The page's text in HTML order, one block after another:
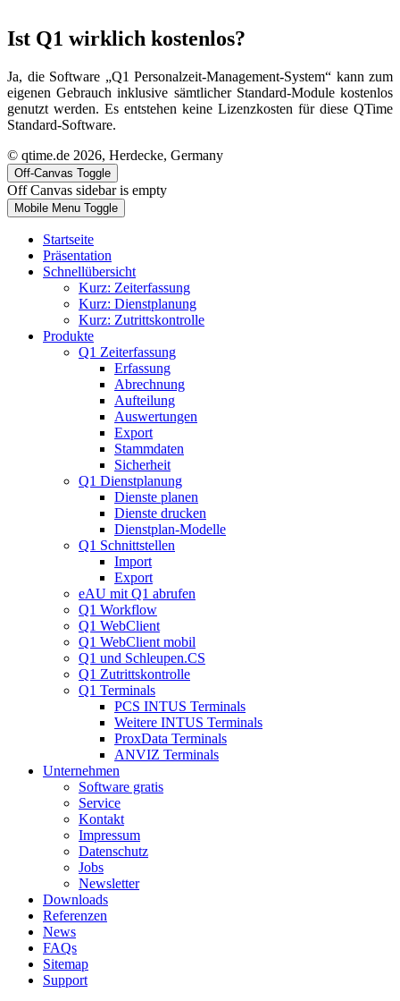
Ist Q1 wirklich kostenlos?
Ja, die Software „Q1 Personalzeit-Management-System“ kann zum
eigenen Gebrauch inklusive sämtlicher Standard-Module kostenlos
genutzt werden. Es entstehen keine Lizenzkosten für diese QTime
Standard-Software.
© qtime.de 2026, Herdecke, Germany
Off-Canvas Toggle
Off Canvas sidebar is empty
Mobile Menu Toggle
Startseite
Präsentation
Schnellübersicht
Kurz: Zeiterfassung
Kurz: Dienstplanung
Kurz: Zutrittskontrolle
Produkte
Q1 Zeiterfassung
Erfassung
Abrechnung
Aufteilung
Auswertungen
Export
Stammdaten
Sicherheit
Q1 Dienstplanung
Dienste planen
Dienste drucken
Dienstplan-Modelle
Q1 Schnittstellen
Import
Export
eAU mit Q1 abrufen
Q1 Workflow
Q1 WebClient
Q1 WebClient mobil
Q1 und Schleupen.CS
Q1 Zutrittskontrolle
Q1 Terminals
PCS INTUS Terminals
Weitere INTUS Terminals
ProxData Terminals
ANVIZ Terminals
Unternehmen
Software gratis
Service
Kontakt
Impressum
Datenschutz
Jobs
Newsletter
Downloads
Referenzen
News
FAQs
Sitemap
Support